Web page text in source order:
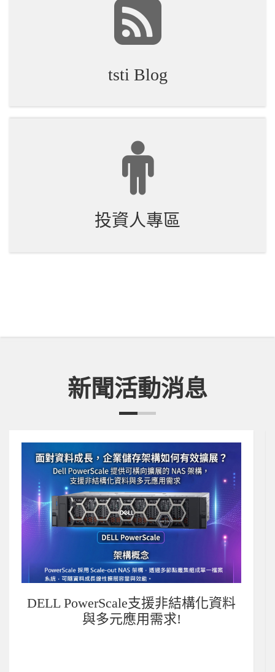
tsti Blog
投資人專區
新聞活動消息
當人力有限、威脅增加，政府機關如
何用AI強化資安防禦?